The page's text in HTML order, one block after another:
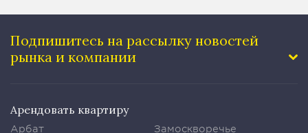
Подпишитесь на рассылку новостей
рынка и компании
Арендовать квартиру
Арбат
Замоскворечье